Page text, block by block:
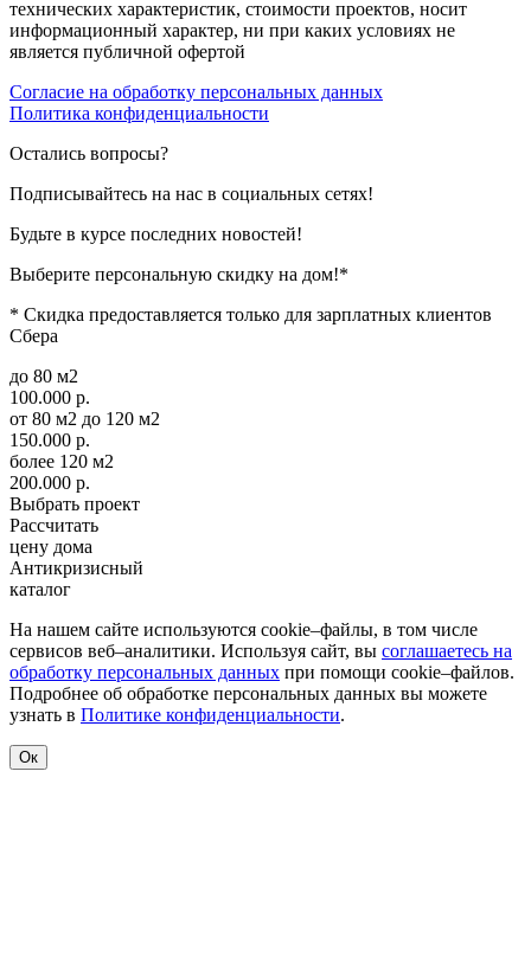
технических характеристик, стоимости проектов, носит
информационный характер, ни при каких условиях не
является публичной офертой
Согласие на обработку персональных данных
Политика конфиденциальности
Остались вопросы?
Подписывайтесь на нас в социальных сетях!
Будьте в курсе последних новостей!
Выберите персональную скидку на дом!*
* Скидка предоставляется только для зарплатных клиентов
Сбера
до 80 м2
100.000 р.
от 80 м2 до 120 м2
150.000 р.
более 120 м2
200.000 р.
Выбрать проект
Рассчитать
цену дома
Антикризисный
каталог
На нашем сайте используются cookie–файлы, в том числе
сервисов веб–аналитики. Используя сайт, вы соглашаетесь на
обработку персональных данных при помощи cookie–файлов.
Подробнее об обработке персональных данных вы можете
узнать в Политике конфиденциальности.
Ок